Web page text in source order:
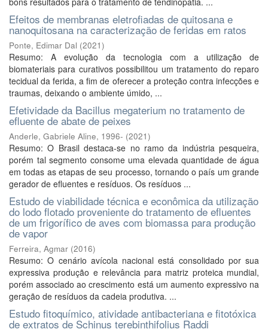
Efeitos de membranas eletrofiadas de quitosana e
nanoquitosana na caracterização de feridas em ratos
Ponte, Edimar Dal (2021)
Resumo: A evolução da tecnologia com a utilização de
biomateriais para curativos possibilitou um tratamento do reparo
tecidual da ferida, a fim de oferecer a proteção contra infecções e
traumas, deixando o ambiente úmido, ...
Efetividade da Bacillus megaterium no tratamento de
efluente de abate de peixes
Anderle, Gabriele Aline, 1996- (2021)
Resumo: O Brasil destaca-se no ramo da indústria pesqueira,
porém tal segmento consome uma elevada quantidade de água
em todas as etapas de seu processo, tornando o país um grande
gerador de efluentes e resíduos. Os resíduos ...
Estudo de viabilidade técnica e econômica da utilização
do lodo flotado proveniente do tratamento de efluentes
de um frigorífico de aves com biomassa para produção
de vapor
Ferreira, Agmar (2016)
Resumo: O cenário avícola nacional está consolidado por sua
expressiva produção e relevância para matriz proteica mundial,
porém associado ao crescimento está um aumento expressivo na
geração de resíduos da cadeia produtiva. ...
Estudo fitoquímico, atividade antibacteriana e fitotóxica
de extratos de Schinus terebinthifolius Raddi